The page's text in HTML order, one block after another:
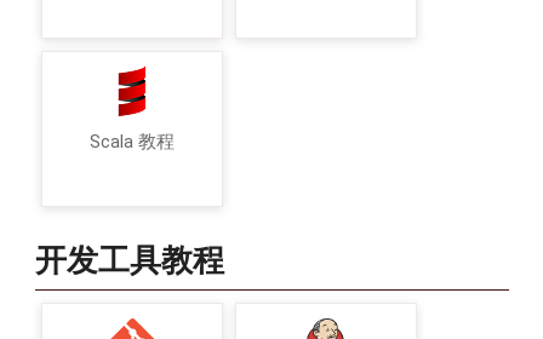
Scala 教程
开发工具教程